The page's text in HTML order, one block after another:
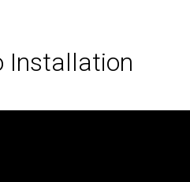
Installation